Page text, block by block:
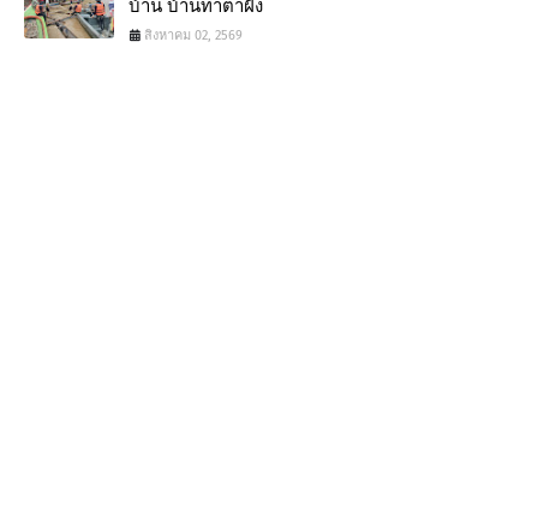
บ้าน บ้านท่าตาฝั่ง
สิงหาคม 02, 2569